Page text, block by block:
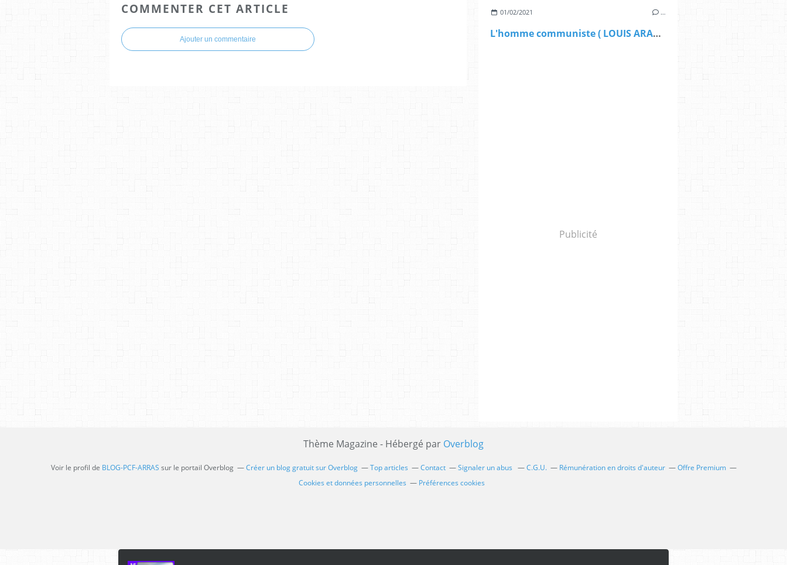
COMMENTER CET ARTICLE
Ajouter un commentaire
01/02/2021 …
L'homme communiste ( LOUIS ARAGON)
Publicité
Thème Magazine - Hébergé par Overblog
Voir le profil de BLOG-PCF-ARRAS sur le portail Overblog Créer un blog gratuit sur Overblog Top articles Contact Signaler un abus C.G.U. Rémunération en droits d'auteur
Offre Premium
Cookies et données personnelles
Préférences cookies